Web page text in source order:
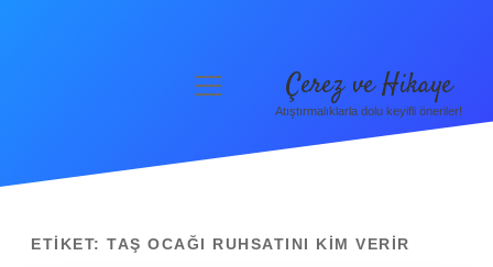
Gizlilik Politikası
menüyü
aç
Çerez ve Hikaye
Atıştırmalıklarla dolu keyifli öneriler!
ETIKET: TAŞ OCAĞI RUHSATINI KIM VERIR